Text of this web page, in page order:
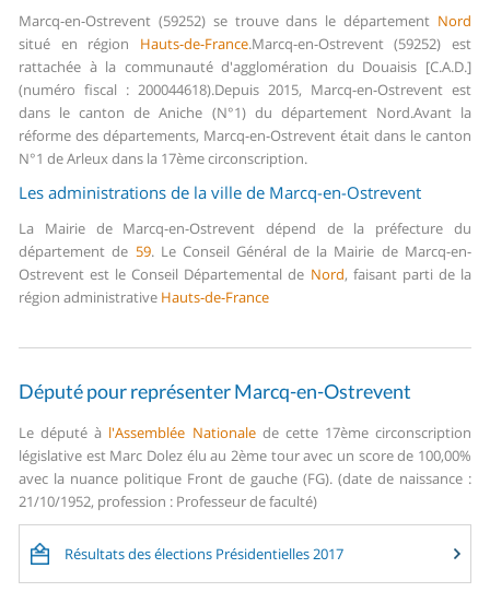
Marcq-en-Ostrevent (59252) se trouve dans le département Nord
situé en région Hauts-de-France.Marcq-en-Ostrevent (59252) est
rattachée à la communauté d'agglomération du Douaisis [C.A.D.]
(numéro fiscal : 200044618).Depuis 2015, Marcq-en-Ostrevent est
dans le canton de Aniche (N°1) du département Nord.Avant la
réforme des départements, Marcq-en-Ostrevent était dans le canton
N°1 de Arleux dans la 17ème circonscription.
Les administrations de la ville de Marcq-en-Ostrevent
La Mairie de Marcq-en-Ostrevent dépend de la préfecture du
département de 59.Le Conseil Général de la Mairie de Marcq-en-
Ostrevent est le Conseil Départemental de Nord, faisant parti de la
région administrative Hauts-de-France
Député pour représenter Marcq-en-Ostrevent
Le député à l'Assemblée Nationalede cette 17ème circonscription
législative est Marc Dolez élu au 2ème tour avec un score de 100,00%
avec la nuance politique Front de gauche (FG). (date de naissance :
21/10/1952, profession : Professeur de faculté)
Résultats des élections Présidentielles 2017